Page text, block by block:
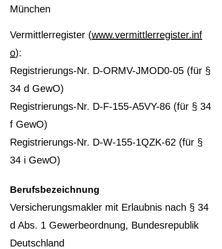
München
Vermittlerregister (www.vermittlerregister.inf
o):
Registrierungs-Nr. D-ORMV-JMOD0-05 (für §
34 d GewO)
Registrierungs-Nr. D-F-155-A5VY-86 (für § 34
f GewO)
Registrierungs-Nr. D-W-155-1QZK-62 (für §
34 i GewO)
Berufsbezeichnung
Ver­sicherungs­makler mit Erlaubnis nach § 34
d Abs. 1 Gewerbeordnung, Bundesrepublik
Deutschland